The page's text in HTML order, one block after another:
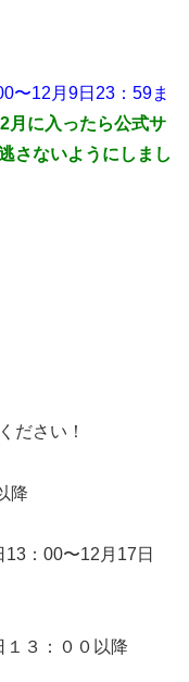
〜12月9日23：59ま
月に入ったら公式サ
さないようにしまし
ださい！
降
：00〜12月17日
３：００以降